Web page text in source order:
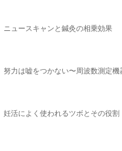
ニュースキャンと鍼灸の相乗効果
努力は嘘をつかない〜周波数測定
妊活によく使われるツボとその役割